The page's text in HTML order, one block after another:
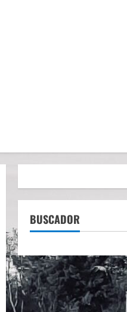
BUSCADOR